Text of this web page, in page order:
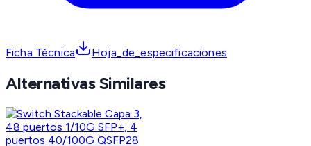
Ficha Técnica Hoja_de_especificaciones
Alternativas Similares